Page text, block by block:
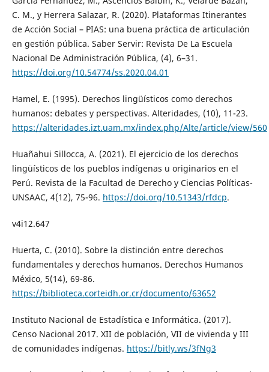
C. M., y Herrera Salazar, R. (2020). Plataformas Itinerantes
de Acción Social – PIAS: una buena práctica de articulación
en gestión pública. Saber Servir: Revista De La Escuela
Nacional De Administración Pública, (4), 6–31.
https://doi.org/10.54774/ss.2020.04.01
Hamel, E. (1995). Derechos lingüísticos como derechos
humanos: debates y perspectivas. Alteridades, (10), 11-23.
https://alteridades.izt.uam.mx/index.php/Alte/article/view/560
Huañahui Sillocca, A. (2021). El ejercicio de los derechos
lingüísticos de los pueblos indígenas u originarios en el
Perú. Revista de la Facultad de Derecho y Ciencias Políticas-
UNSAAC, 4(12), 75-96. https://doi.org/10.51343/rfdcp.
v4i12.647
Huerta, C. (2010). Sobre la distinción entre derechos
fundamentales y derechos humanos. Derechos Humanos
México, 5(14), 69-86.
https://biblioteca.corteidh.or.cr/documento/63652
Instituto Nacional de Estadística e Informática. (2017).
Censo Nacional 2017. XII de población, VII de vivienda y III
de comunidades indígenas. https://bitly.ws/3fNg3